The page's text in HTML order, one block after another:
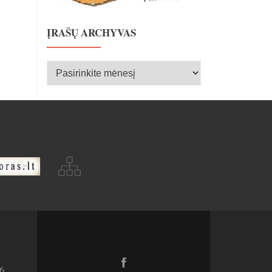
ĮRAŠŲ ARCHYVAS
Įrašų
Facebook